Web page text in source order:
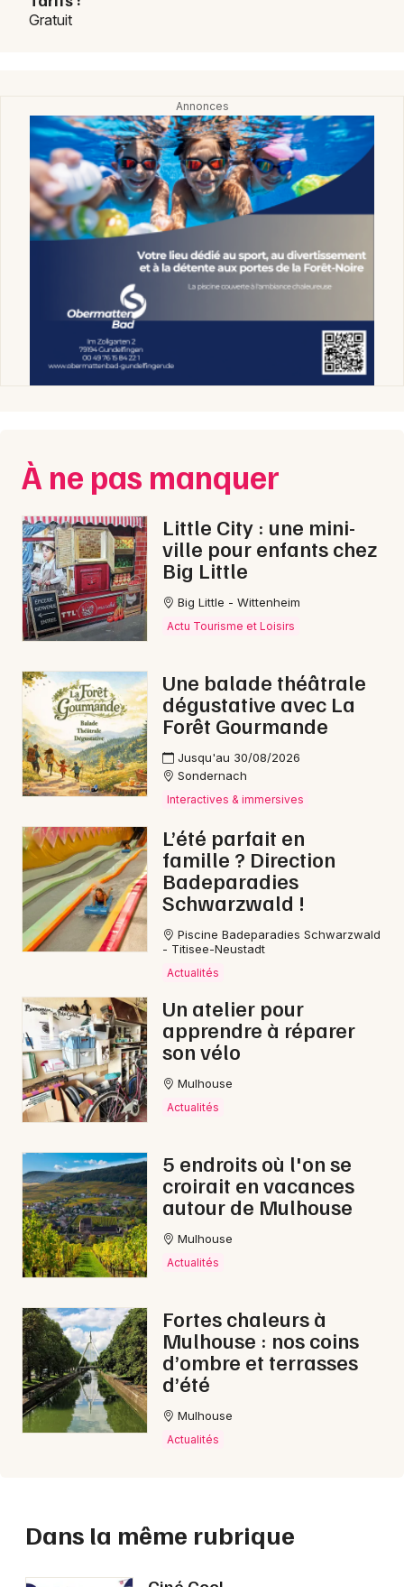
68 - Haut-Rhin
Choisir mes départements
Mon email
Je m'abonne
Gratuit
À ne pas manquer
Little City : une mini-
ville pour enfants chez
Big Little
Big Little - Wittenheim
Actu Tourisme et Loisirs
Une balade théâtrale
dégustative avec La
Forêt Gourmande
Jusqu'au 30/08/2026
Sondernach
Interactives & immersives
L’été parfait en
famille ? Direction
Badeparadies
Schwarzwald !
Piscine Badeparadies Schwarzwald
- Titisee-Neustadt
Actualités
Un atelier pour
apprendre à réparer
son vélo
Mulhouse
Actualités
5 endroits où l'on se
croirait en vacances
autour de Mulhouse
Mulhouse
Actualités
Fortes chaleurs à
Mulhouse : nos coins
d’ombre et terrasses
d’été
Mulhouse
Actualités
Dans la même rubrique